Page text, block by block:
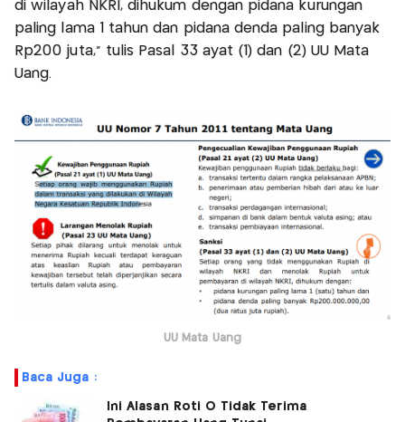
di wilayah NKRI, dihukum dengan pidana kurungan
paling lama 1 tahun dan pidana denda paling banyak
Rp200 juta," tulis Pasal 33 ayat (1) dan (2) UU Mata
Uang.
UU Mata Uang
Baca Juga :
Ini Alasan Roti O Tidak Terima